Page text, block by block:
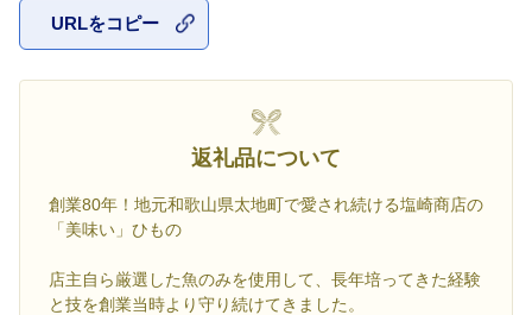
URLをコピー
返礼品について
創業80年！地元和歌山県太地町で愛され続ける塩崎商店の
「美味い」ひもの
店主自ら厳選した魚のみを使用して、長年培ってきた経験
と技を創業当時より守り続けてきました。